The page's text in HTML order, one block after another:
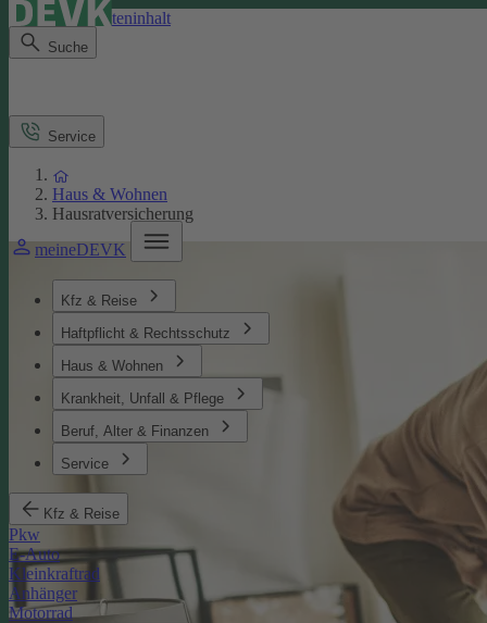
Direkt zum Seiteninhalt
Suche
meineDEVK
Kfz & Reise
Haftpflicht & Rechtsschutz
Haus & Wohnen
Krankheit, Unfall & Pflege
Beruf, Alter & Finanzen
Service
Kfz & Reise
Pkw
E-Auto
Kleinkraftrad
Anhänger
Motorrad
Service
Haus & Wohnen
Hausratversicherung